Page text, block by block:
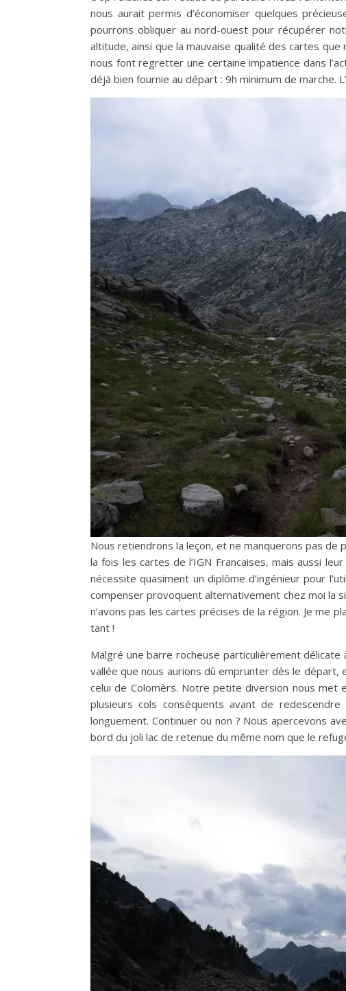
nous aurait permis d’économiser quelques
pourrons obliquer au nord-ouest pour récupérer
altitude, ainsi que la mauvaise qualité des cartes
nous font regretter une certaine impatience dans
déjà bien fournie au départ : 9h minimum de marche.
Nous retiendrons la leçon, et ne manquerons pas
la fois les cartes de l’IGN Francaises, mais aussi
nécessite quasiment un diplôme d’ingénieur pour
compenser provoquent alternativement chez moi la
n’avons pas les cartes précises de la région. Je me
tant !
Malgré une barre rocheuse particulièrement
vallée que nous aurions dû emprunter dès le
celui de Colomèrs. Notre petite diversion nous met
plusieurs cols conséquents avant de
longuement. Continuer ou non ? Nous apercevons
bord du joli lac de retenue du même nom que le